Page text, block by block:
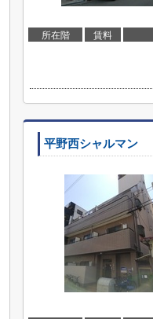
所在階 賃料
平野西シャルマン